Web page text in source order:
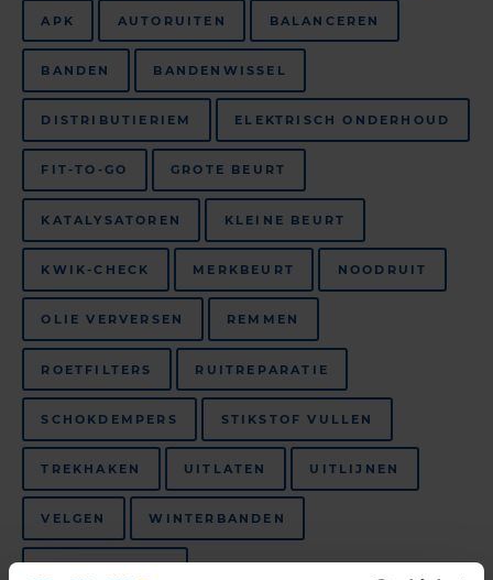
APK AUTORUITEN BALANCEREN
BANDEN BANDENWISSEL
DISTRIBUTIERIEM ELEKTRISCH ONDERHOUD
FIT-TO-GO GROTE BEURT
KATALYSATOREN KLEINE BEURT
KWIK-CHECK MERKBEURT NOODRUIT
OLIE VERVERSEN REMMEN
ROETFILTERS RUITREPARATIE
SCHOKDEMPERS STIKSTOF VULLEN
TREKHAKEN UITLATEN UITLIJNEN
VELGEN WINTERBANDEN